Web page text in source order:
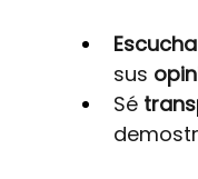
sus
Sé